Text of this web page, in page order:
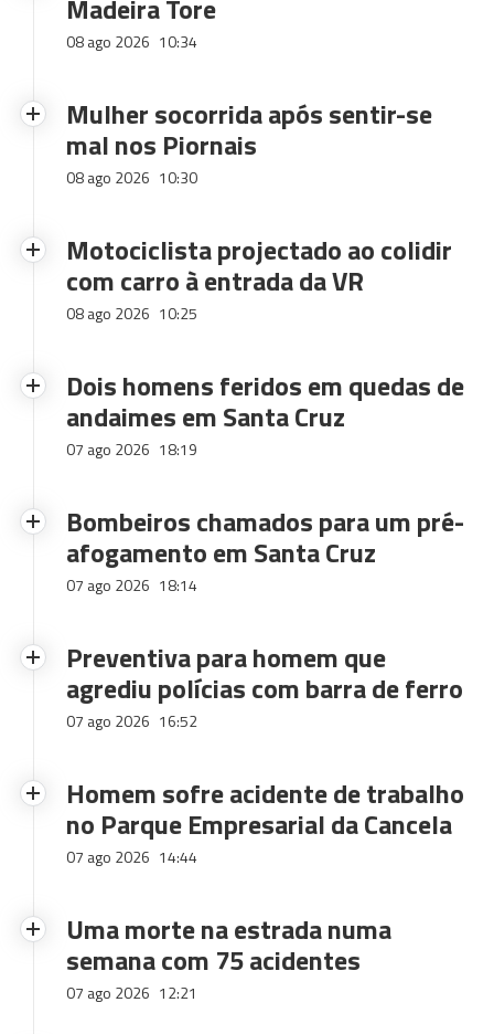
Madeira Tore
08 ago 2026 10:34
Mulher socorrida após sentir-se
mal nos Piornais
08 ago 2026 10:30
Motociclista projectado ao colidir
com carro à entrada da VR
08 ago 2026 10:25
Dois homens feridos em quedas de
andaimes em Santa Cruz
07 ago 2026 18:19
Bombeiros chamados para um pré-
afogamento em Santa Cruz
07 ago 2026 18:14
Preventiva para homem que
agrediu polícias com barra de ferro
07 ago 2026 16:52
Homem sofre acidente de trabalho
no Parque Empresarial da Cancela
07 ago 2026 14:44
Uma morte na estrada numa
semana com 75 acidentes
07 ago 2026 12:21